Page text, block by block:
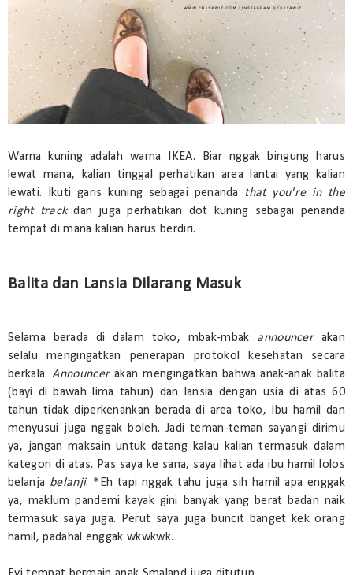
Warna kuning adalah warna IKEA. Biar nggak bingung harus
lewat mana, kalian tinggal perhatikan area lantai yang kalian
lewati. Ikuti garis kuning sebagai penanda that you're in the
right trackdan juga perhatikan dot kuning sebagai penanda
tempat di mana kalian harus berdiri.
Balita dan Lansia Dilarang Masuk
Selama berada di dalam toko, mbak-mbak announcer akan
selalu mengingatkan penerapan protokol kesehatan secara
berkala.Announcerakan mengingatkan bahwa anak-anak balita
(bayi di bawah lima tahun) dan lansia dengan usia di atas 60
tahun tidak diperkenankan berada di area toko, Ibu hamil dan
menyusui juga nggak boleh. Jadi teman-teman sayangi dirimu
ya, jangan maksain untuk datang kalau kalian termasuk dalam
kategori di atas. Pas saya ke sana, saya lihat ada ibu hamil lolos
belanja belanji. *Eh tapi nggak tahu juga sih hamil apa enggak
ya, maklum pandemi kayak gini banyak yang berat badan naik
termasuk saya juga. Perut saya juga buncit banget kek orang
hamil, padahal enggak wkwkwk.